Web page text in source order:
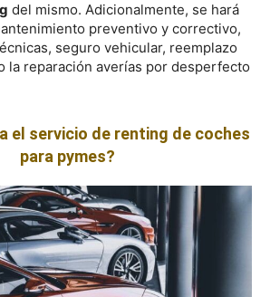
del mismo. Adicionalmente, se hará
preventivo y correctivo,
seguro vehicular, reemplazo
la reparación averías por desperfecto
el servicio de renting de coches
para pymes?